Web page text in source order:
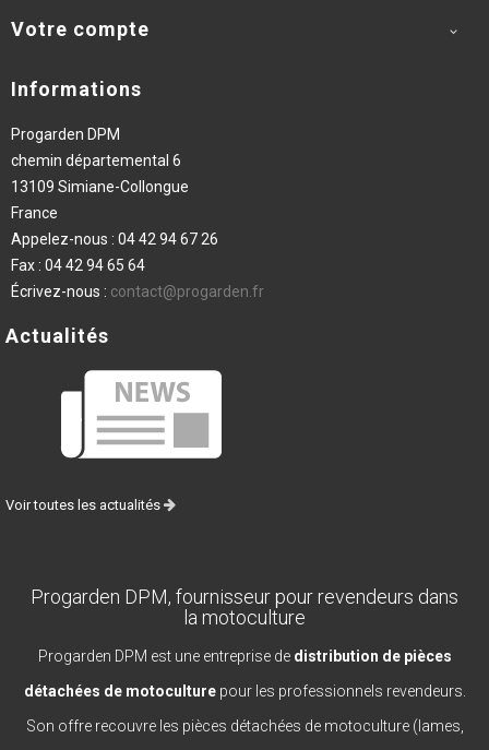
Votre compte 
Informations
Progarden DPM
chemin départemental 6
13109 Simiane-Collongue
France
Appelez-nous : 04 42 94 67 26
Fax : 04 42 94 65 64
Écrivez-nous : contact@progarden.fr
Actualités
Voir toutes les actualités
Progarden DPM, fournisseur pour revendeurs dans
la motoculture
Progarden DPM est une entreprise de distribution de pièces
détachées de motoculturepour les professionnels revendeurs.
Son offre recouvre les pièces détachées de motoculture (lames,